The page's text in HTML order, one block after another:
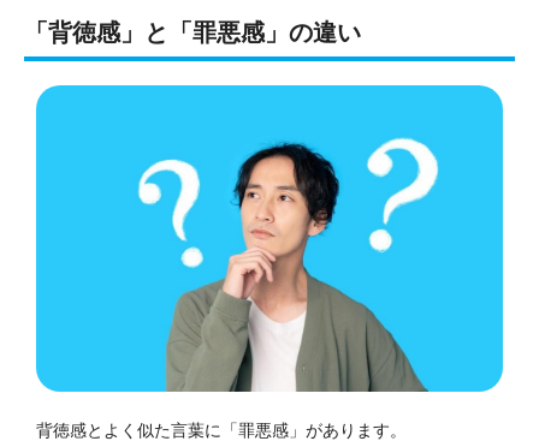
「背徳感」と「罪悪感」の違い
背徳感とよく似た言葉に「罪悪感」があります。